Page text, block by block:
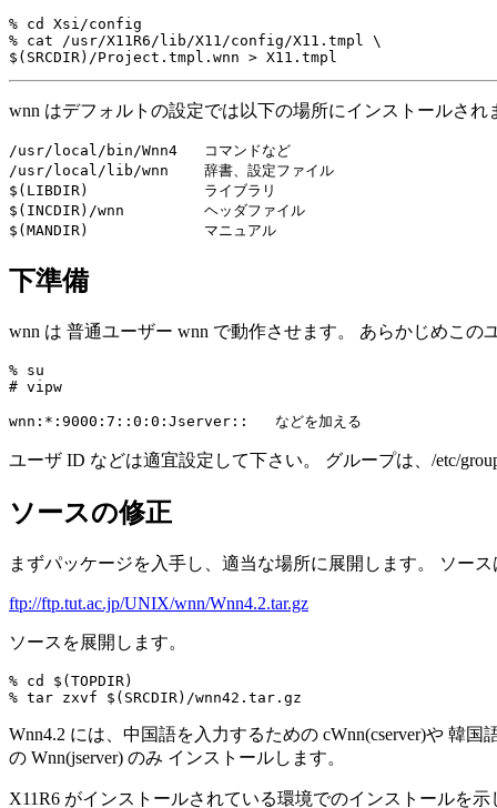
% cd Xsi/config
% cat /usr/X11R6/lib/X11/config/X11.tmpl \
wnn はデフォルトの設定では以下の場所にインストールされ
/usr/local/bin/Wnn4   コマンドなど
/usr/local/lib/wnn    辞書、設定ファイル
$(LIBDIR)             ライブラリ
$(INCDIR)/wnn         ヘッダファイル
下準備
wnn は 普通ユーザー wnn で動作させます。 あらかじめこの
% su
# vipw
ユーザ ID などは適宜設定して下さい。 グループは、/etc/
ソースの修正
まずパッケージを入手し、適当な場所に展開します。 ソー
ftp://ftp.tut.ac.jp/UNIX/wnn/Wnn4.2.tar.gz
ソースを展開します。
% cd $(TOPDIR)
Wnn4.2 には、中国語を入力するための cWnn(cserver)や 韓
の Wnn(jserver) のみ インストールします。
X11R6 がインストールされている環境でのインストールを